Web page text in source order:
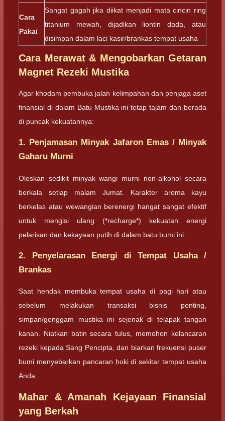
Cara
Pakai
Sangat gagah jika diikat menjadi mata cincin ring
titanium mewah, dijadikan liontin dada, atau
disimpan dalam laci kasir/brankas tempat usaha
Cara Merawat & Mengobarkan Getaran
Magnet Rezeki Mustika
Agar khodam pembuka jalan kelimpahan dan penjaga aset
finansial di dalam Batu Mustika ini tetap tajam dan berada
di puncak kekuatannya:
1. Penjamasan Minyak Jafaron Emas / Minyak
Gaharu Murni
Oleskan sedikit minyak wangi murni non-alkohol secara
berkala setiap malam Jumat. Karakter aroma kayu
berkelas atau wewangian berenergi hangat sangat efektif
untuk mengisi ulang (*recharge*) kekuatan energi
pelarisan dan kekayaan putih di dalam batu bumi ini.
2. Penyelarasan Energi di Tempat Usaha /
Brankas
Saat hendak membuka tempat usaha di pagi hari atau
sebelum melakukan transaksi bisnis penting,
simpan/genggam mustika ini sejenak di telapak tangan
kanan. Niatkan batin secara tulus, memohon kelancaran
rezeki kepada Sang Pencipta, dan biarkan frekuensi puser
bumi menyebarkan pancaran hoki di sekitar tempat usaha
Anda.
Mahar & Amanah Kejayaan Finansial
yang Berkah